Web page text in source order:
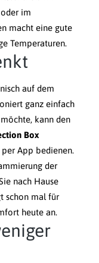
im
macht eine gute
Temperaturen.
auf dem
ganz einfach
kann den
Box
App bedienen.
der
nach Hause
schon mal für
heute an.